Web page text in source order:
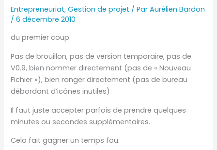
Entrepreneuriat,Gestion de projet / ParAurélien Bardon
/6 décembre 2010
du premier coup.
Pas de brouillon, pas de version temporaire, pas de
V0.9, bien nommer directement (pas de « Nouveau
Fichier »), bien ranger directement (pas de bureau
débordant d’icônes inutiles)
Il faut juste accepter parfois de prendre quelques
minutes ou secondes supplémentaires.
Cela fait gagner un temps fou.